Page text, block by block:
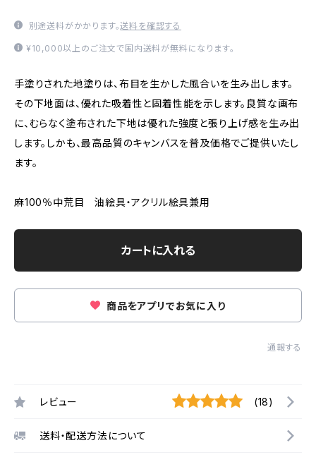
別途送料がかかります。送料を確認する
¥10,000以上のご注文で国内送料が無料になります。
手塗りされた地塗りは、布目を生かした風合いを生み出します。
その下地面は、優れた吸着性と固着性能を示します。良質な画布
に、むらなく塗布された下地は優れた強度と張り上げ感を生み出
します。しかも、最高品質のキャンバスを普及価格でご提供いたし
ます。
麻100％中荒目 油絵具・アクリル絵具兼用
カートに入れる
商品をアプリでお気に入り
通報する
レビュー (18)
送料・配送方法について